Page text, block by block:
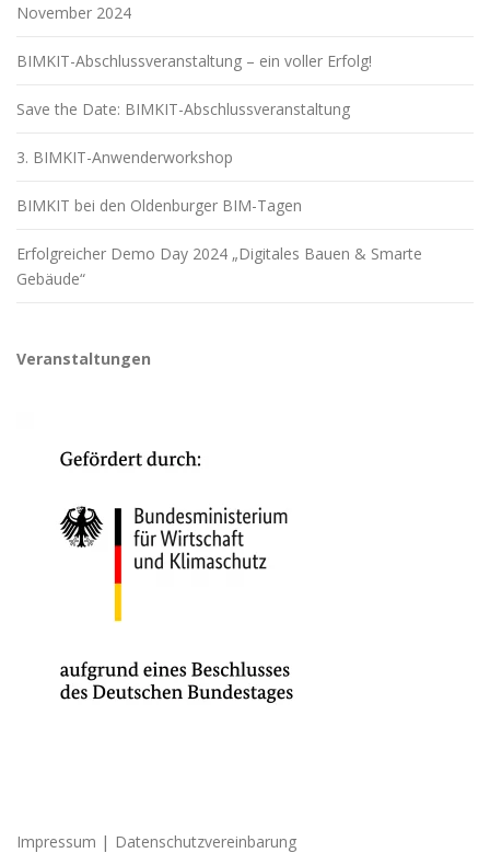
November 2024
BIMKIT-Abschlussveranstaltung – ein voller Erfolg!
Save the Date: BIMKIT-Abschlussveranstaltung
3. BIMKIT-Anwenderworkshop
BIMKIT bei den Oldenburger BIM-Tagen
Erfolgreicher Demo Day 2024 „Digitales Bauen & Smarte
Gebäude“
Veranstaltungen
Impressum | Datenschutzvereinbarung